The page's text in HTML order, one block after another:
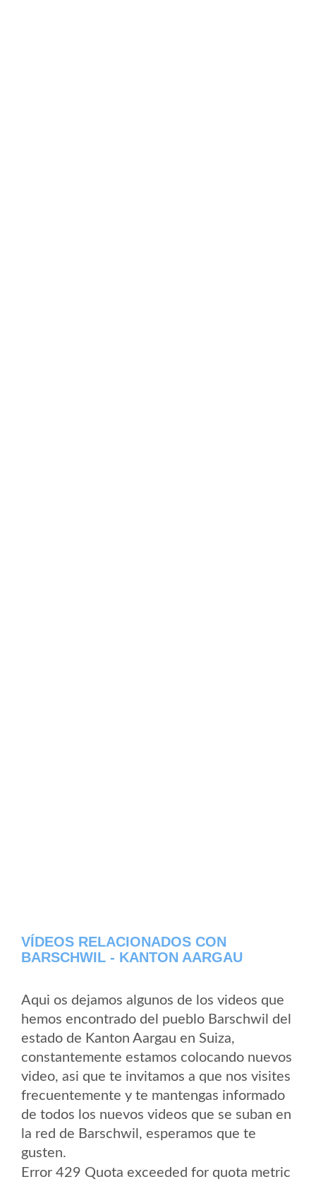
VÍDEOS RELACIONADOS CON
BARSCHWIL - KANTON AARGAU
Aqui os dejamos algunos de los videos que
hemos encontrado del pueblo Barschwil del
estado de Kanton Aargau en Suiza,
constantemente estamos colocando nuevos
video, asi que te invitamos a que nos visites
frecuentemente y te mantengas informado
de todos los nuevos videos que se suban en
la red de Barschwil, esperamos que te
gusten.
Error 429 Quota exceeded for quota metric